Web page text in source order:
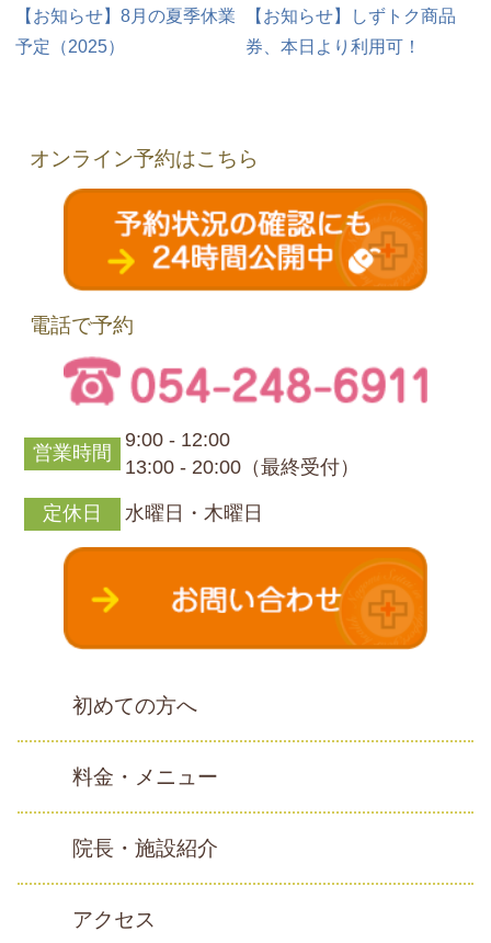
【お知らせ】8月の夏季休業
予定（2025）
【お知らせ】しずトク商品
券、本日より利用可！
オンライン予約はこちら
電話で予約
営業時間
9:00 - 12:00
13:00 - 20:00（最終受付）
定休日 水曜日・木曜日
初めての方へ
料金・メニュー
院長・施設紹介
アクセス